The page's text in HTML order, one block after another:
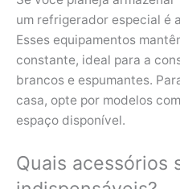
um refrigerador especial é
Esses equipamentos
constante, ideal para a
brancos e espumantes.
casa, opte por modelos
espaço disponível.
Quais acessórios